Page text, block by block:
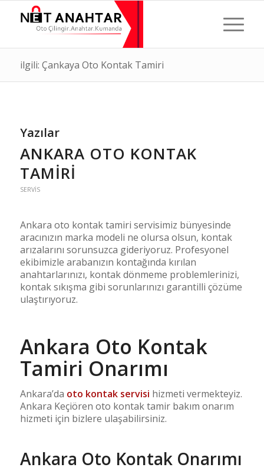
ilgili: Çankaya Oto Kontak Tamiri
Yazılar
ANKARA OTO KONTAK
TAMIRI
SERVIS
Ankara oto kontak tamiri servisimiz bünyesinde
aracınızın marka modeli ne olursa olsun, kontak
arızalarını sorunsuzca gideriyoruz. Profesyonel
ekibimizle arabanızın kontağında kırılan
anahtarlarınızı, kontak dönmeme problemlerinizi,
kontak sıkışma gibi sorunlarınızı garantilli çözüme
ulaştırıyoruz.
Ankara Oto Kontak
Tamiri Onarımı
Ankara’da oto kontak servisi hizmeti vermekteyiz.
Ankara Keçiören oto kontak tamir bakım onarım
hizmeti için bizlere ulaşabilirsiniz.
Ankara Oto Kontak Onarımı